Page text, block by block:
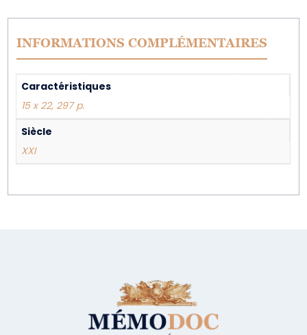
INFORMATIONS COMPLÉMENTAIRES
Caractéristiques
15 x 22, 297 p.
Siècle
XXI